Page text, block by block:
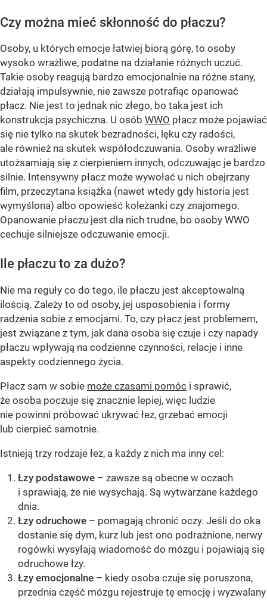
Czy można mieć skłonność do płaczu?
Osoby, u których emocje łatwiej biorą górę, to osoby
wysoko wrażliwe, podatne na działanie różnych uczuć.
Takie osoby reagują bardzo emocjonalnie na różne stany,
działają impulsywnie, nie zawsze potrafiąc opanować
płacz. Nie jest to jednak nic złego, bo taka jest ich
konstrukcja psychiczna. U osób WWO płacz może pojawiać
się nie tylko na skutek bezradności, lęku czy radości,
ale również na skutek współodczuwania. Osoby wrażliwe
utożsamiają się z cierpieniem innych, odczuwając je bardzo
silnie. Intensywny płacz może wywołać u nich obejrzany
film, przeczytana książka (nawet wtedy gdy historia jest
wymyślona) albo opowieść koleżanki czy znajomego.
Opanowanie płaczu jest dla nich trudne, bo osoby WWO
cechuje silniejsze odczuwanie emocji.
Ile płaczu to za dużo?
Nie ma reguły co do tego, ile płaczu jest akceptowalną
ilością. Zależy to od osoby, jej usposobienia i formy
radzenia sobie z emocjami. To, czy płacz jest problemem,
jest związane z tym, jak dana osoba się czuje i czy napady
płaczu wpływają na codzienne czynności, relacje i inne
aspekty codziennego życia.
Płacz sam w sobie może czasami pomóc i sprawić,
że osoba poczuje się znacznie lepiej, więc ludzie
nie powinni próbować ukrywać łez, grzebać emocji
lub cierpieć samotnie.
Istnieją trzy rodzaje łez, a każdy z nich ma inny cel:
Łzy podstawowe – zawsze są obecne w oczach
i sprawiają, że nie wysychają. Są wytwarzane każdego
dnia.
Łzy odruchowe – pomagają chronić oczy. Jeśli do oka
dostanie się dym, kurz lub jest ono podrażnione, nerwy
rogówki wysyłają wiadomość do mózgu i pojawiają się
odruchowe łzy.
Łzy emocjonalne – kiedy osoba czuje się poruszona,
przednia część mózgu rejestruje tę emocję i wyzwalany